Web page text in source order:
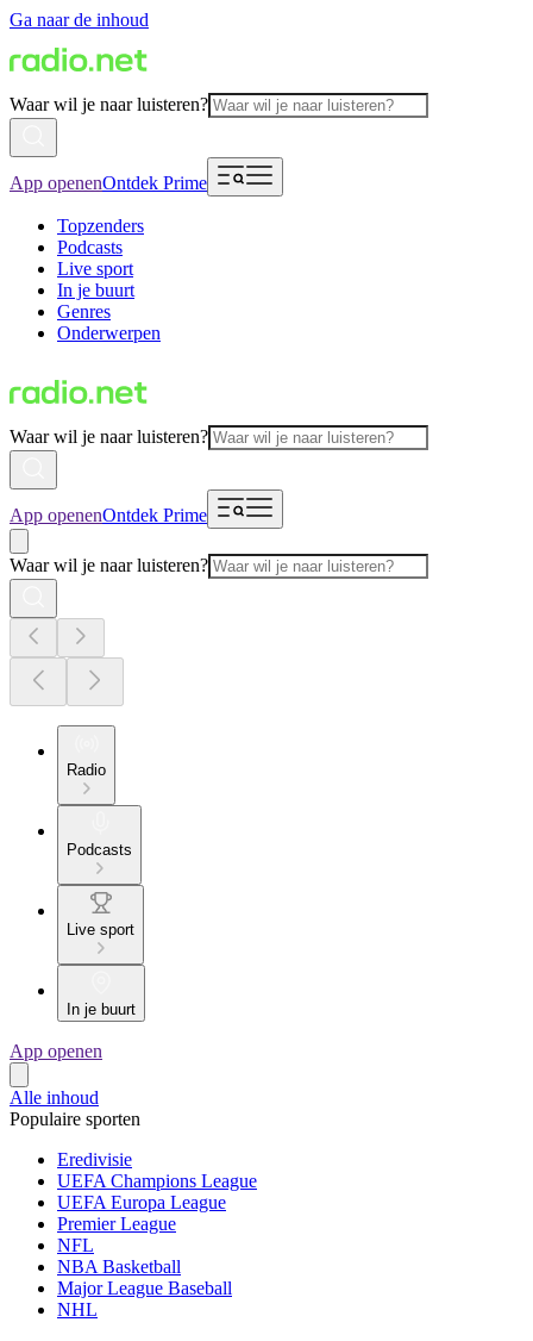
Ga naar de inhoud
Waar wil je naar luisteren?
App openenOntdek Prime
Topzenders
Podcasts
Live sport
In je buurt
Genres
Onderwerpen
Waar wil je naar luisteren?
App openenOntdek Prime
Waar wil je naar luisteren?
Radio
Podcasts
Live sport
In je buurt
App openen
Alle inhoud
Populaire sporten
Eredivisie
UEFA Champions League
UEFA Europa League
Premier League
NFL
NBA Basketball
Major League Baseball
NHL